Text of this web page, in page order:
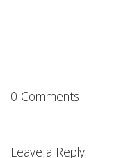
0 Comments
Leave a Reply